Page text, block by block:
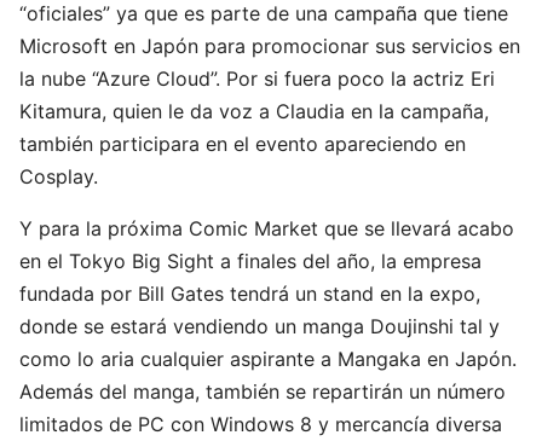
“oficiales” ya que es parte de una campaña que tiene
Microsoft en Japón para promocionar sus servicios en
la nube “Azure Cloud”. Por si fuera poco la actriz Eri
Kitamura, quien le da voz a Claudia en la campaña,
también participara en el evento apareciendo en
Cosplay.
Y para la próxima Comic Market que se llevará acabo
en el Tokyo Big Sight a finales del año, la empresa
fundada por Bill Gates tendrá un stand en la expo,
donde se estará vendiendo un manga Doujinshi tal y
como lo aria cualquier aspirante a Mangaka en Japón.
Además del manga, también se repartirán un número
limitados de PC con Windows 8 y mercancía diversa